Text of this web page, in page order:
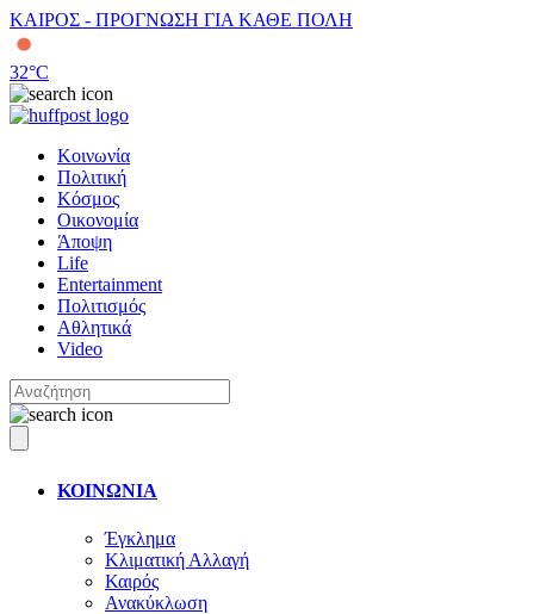
ΚΑΙΡΟΣ - ΠΡΟΓΝΩΣΗ ΓΙΑ ΚΑΘΕ ΠΟΛΗ
32°C
Κοινωνία
Πολιτική
Κόσμος
Οικονομία
Άποψη
Life
Entertainment
Πολιτισμός
Αθλητικά
Video
ΚΟΙΝΩΝΙΑ
Έγκλημα
Κλιματική Αλλαγή
Καιρός
Ανακύκλωση